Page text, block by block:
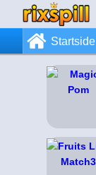
Startside